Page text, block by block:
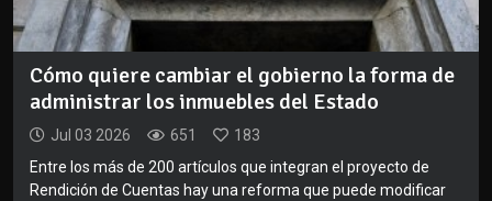
Cómo quiere cambiar el gobierno la forma de
administrar los inmuebles del Estado
Jul 03 2026 651
183
Entre los más de 200 artículos que integran el proyecto de
Rendición de Cuentas hay una reforma que puede modificar